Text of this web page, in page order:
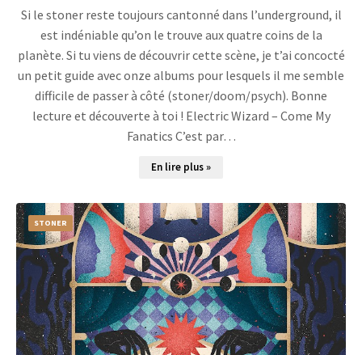
Si le stoner reste toujours cantonné dans l’underground, il
est indéniable qu’on le trouve aux quatre coins de la
planète. Si tu viens de découvrir cette scène, je t’ai concocté
un petit guide avec onze albums pour lesquels il me semble
difficile de passer à côté (stoner/doom/psych). Bonne
lecture et découverte à toi ! Electric Wizard – Come My
Fanatics C’est par…
En lire plus »
STONER